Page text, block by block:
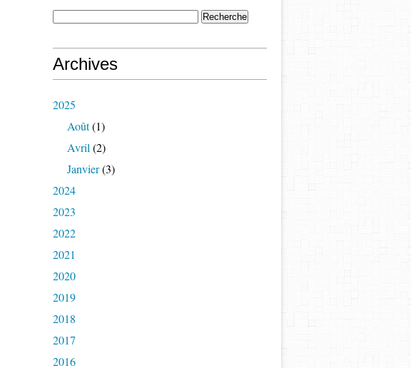
Archives
2025
Août(1)
Avril (2)
Janvier(3)
2024
2023
2022
2021
2020
2019
2018
2017
2016